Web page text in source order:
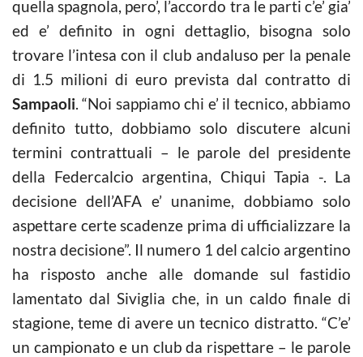
quella spagnola, pero’, l’accordo tra le parti c’e’ gia’
ed e’ definito in ogni dettaglio, bisogna solo
trovare l’intesa con il club andaluso per la penale
di 1.5 milioni di euro prevista dal contratto di
Sampaoli. “Noi sappiamo chi e’ il tecnico, abbiamo
definito tutto, dobbiamo solo discutere alcuni
termini contrattuali – le parole del presidente
della Federcalcio argentina, Chiqui Tapia -. La
decisione dell’AFA e’ unanime, dobbiamo solo
aspettare certe scadenze prima di ufficializzare la
nostra decisione”. Il numero 1 del calcio argentino
ha risposto anche alle domande sul fastidio
lamentato dal Siviglia che, in un caldo finale di
stagione, teme di avere un tecnico distratto. “C’e’
un campionato e un club da rispettare – le parole